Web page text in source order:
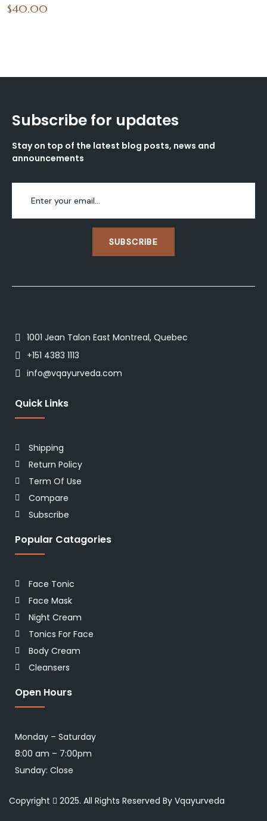
$40.00
Subscribe for updates
Stay on top of the latest blog posts, news and
announcements
SUBSCRIBE
1001 Jean Talon East Montreal, Quebec
+151 4383 1113
info@vqayurveda.com
Quick Links
Shipping
Return Policy
Term Of Use
Compare
Subscribe
Popular Catagories
Face Tonic
Face Mask
Night Cream
Tonics For Face
Body Cream
Cleansers
Open Hours
Monday – Saturday
8:00 am – 7:00pm
Sunday: Close
Copyright 2025. All Rights Reserved By Vqayurveda